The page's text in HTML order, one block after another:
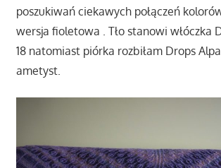
poszukiwań ciekawych połączeń
wersja fioletowa . Tło stanowi włóczka
18 natomiast piórka rozbiłam Drops
ametyst.